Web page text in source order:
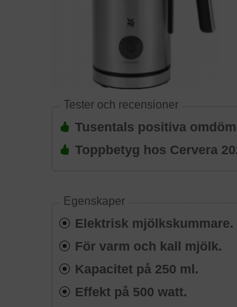
Tester och recensioner
Tusentals positiva
Toppbetyg hos Cervera
Egenskaper
Elektrisk mjölkskummare.
För varm och kall mjölk.
Kapacitet på 250 ml.
Effekt på 500 watt.